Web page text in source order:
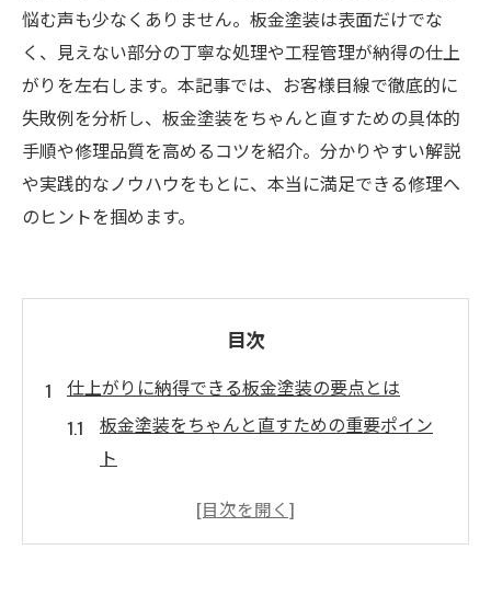
悩む声も少なくありません。板金塗装は表面だけでな
く、見えない部分の丁寧な処理や工程管理が納得の仕上
がりを左右します。本記事では、お客様目線で徹底的に
失敗例を分析し、板金塗装をちゃんと直すための具体的
手順や修理品質を高めるコツを紹介。分かりやすい解説
や実践的なノウハウをもとに、本当に満足できる修理へ
のヒントを掴めます。
目次
仕上がりに納得できる板金塗装の要点とは
板金塗装をちゃんと直すための重要ポイン
ト
お客様目線で見る修理品質の見分け方